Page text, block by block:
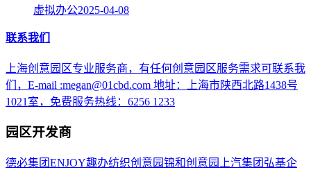
虚拟办公2025-04-08
联系我们
上海创意园区专业服务商，有任何创意园区服务需求可联系我
们，E-mail :megan@01cbd.com 地址：上海市陕西北路1438号
1021室，免费服务热线：6256 1233
园区开发商
德必集团ENJOY趣办纺织创意园锦和创意园 上汽集团 弘基企